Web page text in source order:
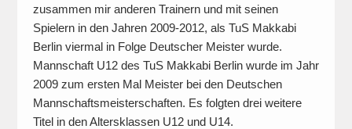
zusammen mir anderen Trainern und mit seinen
Spielern in den Jahren 2009-2012, als TuS Makkabi
Berlin viermal in Folge Deutscher Meister wurde.
Mannschaft U12 des TuS Makkabi Berlin wurde im Jahr
2009 zum ersten Mal Meister bei den Deutschen
Mannschaftsmeisterschaften. Es folgten drei weitere
Titel in den Altersklassen U12 und U14.